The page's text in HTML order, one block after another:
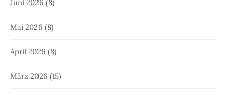
Juni 2026 (8)
Mai 2026 (8)
April 2026 (8)
März 2026 (15)